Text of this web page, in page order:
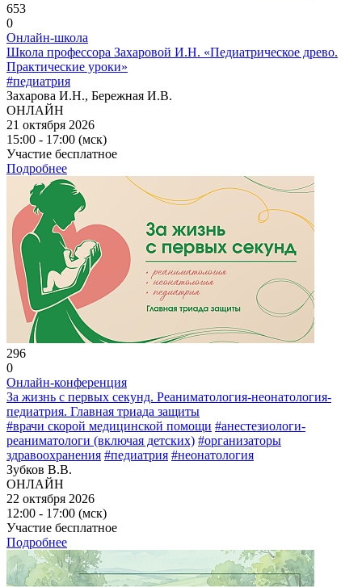
653
0
Онлайн-школа
Школа профессора Захаровой И.Н. «Педиатрическое древо.
Практические уроки»
#педиатрия
Захарова И.Н., Бережная И.В.
ОНЛАЙН
21 октября 2026
15:00 - 17:00 (мск)
Участие бесплатное
Подробнее
296
0
Онлайн-конференция
За жизнь с первых секунд. Реаниматология-неонатология-
педиатрия. Главная триада защиты
#врачи скорой медицинской помощи #анестезиологи-
реаниматологи (включая детских) #организаторы
здравоохранения #педиатрия #неонатология
Зубков В.В.
ОНЛАЙН
22 октября 2026
12:00 - 17:00 (мск)
Участие бесплатное
Подробнее